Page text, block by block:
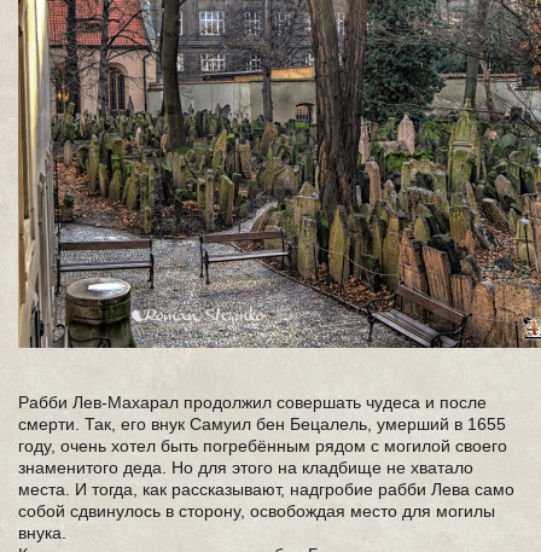
Рабби Лев-Махарал продолжил совершать чудеса и после
смерти. Так, его внук Самуил бен Бецалель, умерший в 1655
году, очень хотел быть погребённым рядом с могилой своего
знаменитого деда. Но для этого на кладбище не хватало
места. И тогда, как рассказывают, надгробие рабби Лева само
собой сдвинулось в сторону, освобождая место для могилы
внука.